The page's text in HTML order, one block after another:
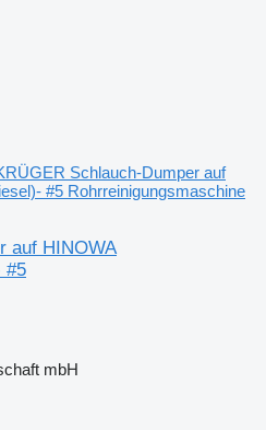
Schlauch-Dumper auf
#5 Rohrreinigungsmaschine
auf HINOWA
#5
mbH